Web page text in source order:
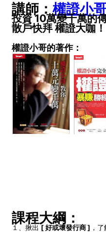
講師：權證小
投資 10萬變千萬的
散戶快拜 權證大咖！
權證小哥的著作：
課程大綱：
１、揪出[ 好或壞發行商 ] ，